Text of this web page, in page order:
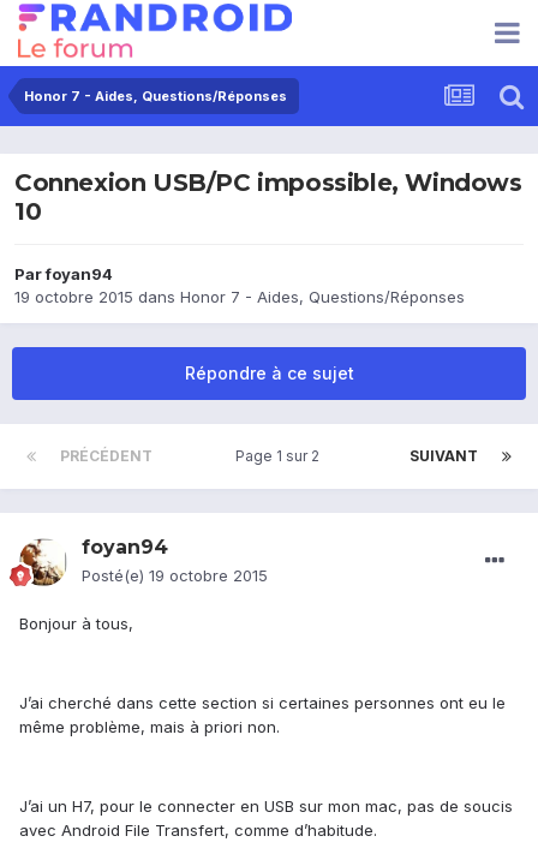
Honor 7 - Aides, Questions/Réponses
Connexion USB/PC impossible, Windows
10
Parfoyan94
19 octobre 2015 dans Honor 7 - Aides, Questions/Réponses
Répondre à ce sujet
PRÉCÉDENT SUIVANT
Page 1 sur 2
foyan94
Posté(e) 19 octobre 2015
Bonjour à tous,
J’ai cherché dans cette section si certaines personnes ont eu le
même problème, mais à priori non.
J’ai un H7, pour le connecter en USB sur mon mac, pas de soucis
avec Android File Transfert, comme d’habitude.